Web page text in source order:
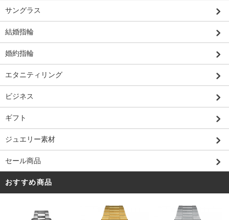
サングラス
結婚指輪
婚約指輪
エタニティリング
ビジネス
ギフト
ジュエリー素材
セール商品
おすすめ商品